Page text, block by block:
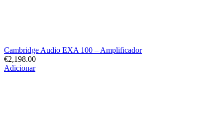
Cambridge Audio EXA 100 – Amplificador
€2,198.00
Adicionar